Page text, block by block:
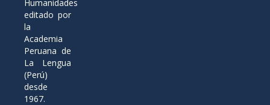
Humanidades
editado por
la
Academia
Peruana de
La Lengua
(Perú)
desde
1967.